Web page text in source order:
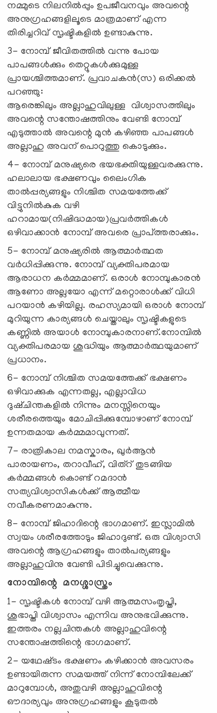
നമ്മുടെ നിലനിൽപ്പും ഉപജീവനവും അവന്റെ
അനുഗ്രഹങ്ങളിലൂടെ മാത്രമാണ്‌ എന്ന
തിരിച്ചറിവ്‌ സൃഷ്ടികളിൽ ഉണ്ടാകുന്നു.
3- നോമ്പ് ജീവിതത്തിൽ വന്നു പോയ
പാപങ്ങൾക്കും തെറ്റുകൾക്കുമുള്ള
പ്രായശ്ചിത്തമാണ്. പ്രവാചകൻ(സ) ഒരിക്കൽ
പറഞ്ഞു:
ആരെങ്കിലും അല്ലാഹുവിലുള്ള വിശ്വാസത്തിലും
അവന്റെ സന്തോഷത്തിനും വേണ്ടി നോമ്പ്
എടുത്താൽ അവന്റെ മുൻ കഴിഞ്ഞ പാപങ്ങൾ
അല്ലാഹു അവന് പൊറുത്തു കൊടുക്കും.
4- നോമ്പ് മനുഷ്യരെ ഭയഭക്തിയുള്ളവരക്കുന്നു.
ഹലാലായ ഭക്ഷണവും ലൈംഗിക
താൽപ്പര്യങ്ങളും നിശ്ചിത സമയത്തേക്ക്
വിട്ടുനിൽകുക വഴി
ഹറാമായ(നിഷിദ്ധമായ)പ്രവർത്തികൾ
ഒഴിവാക്കാൻ നോമ്പ് അവരെ പ്രാപ്ത്തരാക്കും.
5- നോമ്പ് മനുഷ്യരിൽ ആത്മാർത്ഥത
വർധിപ്പിക്കുന്നു. നോമ്പ് വ്യക്തിപരമായ
ആരാധന കർമ്മമാണ്. ഒരാൾ നോമ്പുകാരൻ
ആണോ അല്ലയോ എന്ന് മറ്റൊരാൾക്ക് വിധി
പറയാൻ കഴിയില്ല. രഹസ്യമായി ഒരാൾ നോമ്പ്
മുറിയുന്ന കാര്യങ്ങൾ ചെയ്താലും സൃഷ്ടികളുടെ
കണ്ണിൽ അയാൾ നോമ്പുകാരനാണ്.നോമ്പിൽ
വ്യക്തിപരമായ ശുദ്ധിയും ആത്മാർത്ഥയുമാണ്
പ്രധാനം.
6- നോമ്പ് നിശ്ചിത സമയത്തേക്ക് ഭക്ഷണം
ഒഴിവാക്കുക എന്നതല്ല, എല്ലാവിധ
ദുഷ്ചിന്തകളിൽ നിന്നും മനസ്സിനെയും
ശരീരത്തെയും മോചിപ്പിക്കുമ്പോഴാണ് നോമ്പ്
ഉന്നതമായ കർമ്മമാവുന്നത്.
7- രാത്രികാല നമസ്കാരം, ഖുർആൻ
പാരായണം, തറാവീഹ്, വിത്റ് തുടങ്ങിയ
കർമ്മങ്ങൾ കൊണ്ട് റമദാൻ
സത്യവിശ്വാസികൾക്ക് ആത്മീയ
നവീകരണമാകുന്നു.
8- നോമ്പ് ജിഹാദിന്റെ ഭാഗമാണ്. ഇസ്ലാമിൽ
സ്വയം ശരീരത്തോടും ജിഹാദുണ്ട്. ഒരു വിശ്വാസി
അവന്റെ ആഗ്രഹങ്ങളും താൽപര്യങ്ങളും
അല്ലാഹുവിനു വേണ്ടി പിടിച്ചുവെക്കുന്നു.
നോമ്പിന്റെ മനശ്ശാസ്ത്രം
1- സൃഷ്ടികൾ നോമ്പ് വഴി ആത്മസംതൃപ്തി,
ശുഭാപ്തി വിശ്വാസം എന്നിവ അനുഭവിക്കുന്നു.
ഇത്തരം നല്ലചിന്തകൾ അല്ലാഹുവിന്റെ
സന്തോഷത്തിന്റെ ഭാഗമാണ്.
2- യഥേഷ്‌ടം ഭക്ഷണം കഴിക്കാൻ അവസരം
ഉണ്ടായിരുന്ന സമയത്ത് നിന്ന് നോമ്പിലേക്ക്
മാറുമ്പോൾ, അതുവഴി അല്ലാഹുവിന്റെ
ഔദാര്യവും അനുഗ്രഹങ്ങളും കൂടുതൽ